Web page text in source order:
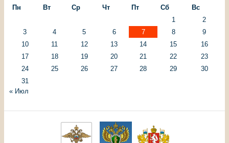
Пн
Вт Ср Чт Пт Сб
Вс
1
2
3
4 5 6 7 8
9
10
11 12 13 14 15
16
17
18 19 20 21 22
23
24
25 26 27 28 29
30
31
« Июл